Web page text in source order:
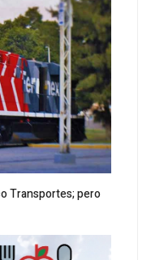
Transportes; pero